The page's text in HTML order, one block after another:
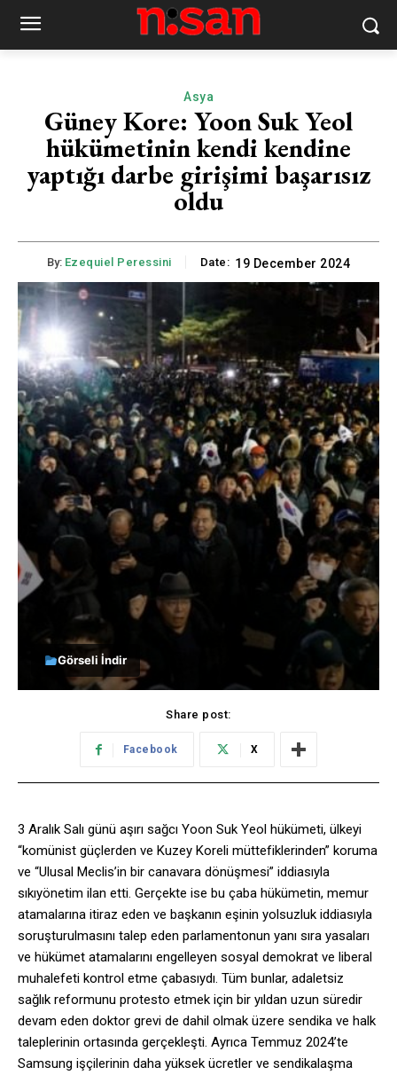
Asya
Güney Kore: Yoon Suk Yeol
hükümetinin kendi kendine
yaptığı darbe girişimi başarısız
oldu
By: Ezequiel Peressini Date: 19 December 2024
Görseli İndir
Share post:
Facebook X
3 Aralık Salı günü aşırı sağcı Yoon Suk Yeol hükümeti, ülkeyi
“komünist güçlerden ve Kuzey Koreli müttefiklerinden” koruma
ve “Ulusal Meclis’in bir canavara dönüşmesi” iddiasıyla
sıkıyönetim ilan etti. Gerçekte ise bu çaba hükümetin, memur
atamalarına itiraz eden ve başkanın eşinin yolsuzluk iddiasıyla
soruşturulmasını talep eden parlamentonun yanı sıra yasaları
ve hükümet atamalarını engelleyen sosyal demokrat ve liberal
muhalefeti kontrol etme çabasıydı. Tüm bunlar, adaletsiz
sağlık reformunu protesto etmek için bir yıldan uzun süredir
devam eden doktor grevi de dahil olmak üzere sendika ve halk
taleplerinin ortasında gerçekleşti. Ayrıca Temmuz 2024’te
Samsung işçilerinin daha yüksek ücretler ve sendikalaşma